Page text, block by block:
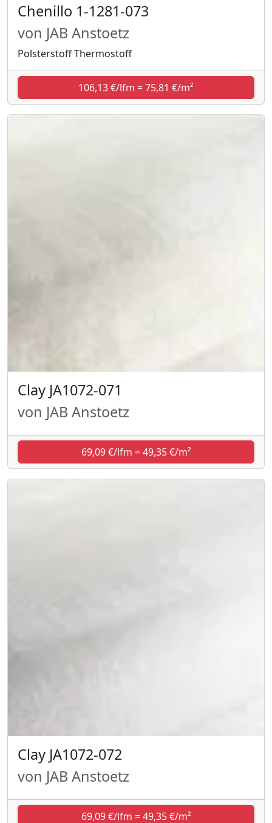
Chenillo 1-1281-073
von JAB Anstoetz
Polsterstoff Thermostoff
106,13 €/lfm = 75,81 €/m²
Clay JA1072-071
von JAB Anstoetz
69,09 €/lfm = 49,35 €/m²
Clay JA1072-072
von JAB Anstoetz
69,09 €/lfm = 49,35 €/m²